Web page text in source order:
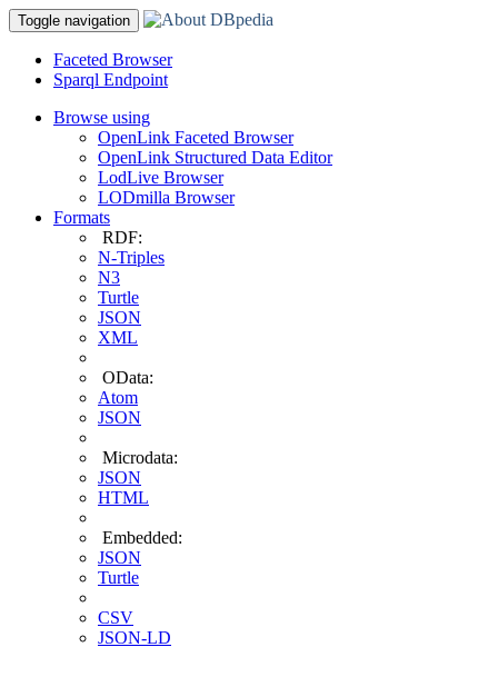
Toggle navigation
Faceted Browser
Sparql Endpoint
Browse using
OpenLink Faceted Browser
OpenLink Structured Data Editor
LodLive Browser
LODmilla Browser
Formats
RDF:
N-Triples
N3
Turtle
JSON
XML
OData:
Atom
JSON
Microdata:
JSON
HTML
Embedded:
JSON
Turtle
CSV
JSON-LD